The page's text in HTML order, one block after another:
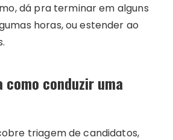
dá pra terminar em alguns
horas, ou estender ao
como conduzir uma
triagem de candidatos,